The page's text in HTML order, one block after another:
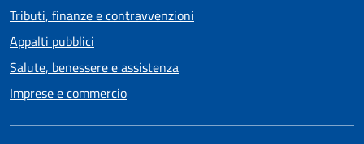
Tributi, finanze e contravvenzioni
Appalti pubblici
Salute, benessere e assistenza
Imprese e commercio